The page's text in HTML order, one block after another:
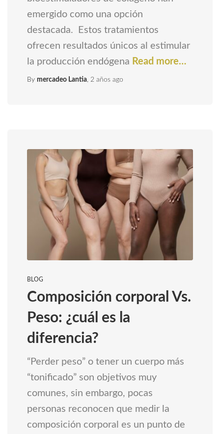
emergido como una opción
destacada. Estos tratamientos
ofrecen resultados únicos al estimular
la producción endógena Read more…
By mercadeo Lantia, 2 años ago
BLOG
Composición corporal Vs.
Peso: ¿cuál es la
diferencia?
“Perder peso” o tener un cuerpo más
“tonificado” son objetivos muy
comunes, sin embargo, pocas
personas reconocen que medir la
composición corporal es un punto de